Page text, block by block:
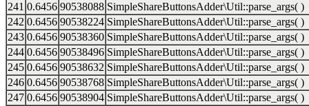
241 0.6456 90538088 SimpleShareButtonsAdder\Util::parse_args( )
242 0.6456 90538224 SimpleShareButtonsAdder\Util::parse_args( )
243 0.6456 90538360 SimpleShareButtonsAdder\Util::parse_args( )
244 0.6456 90538496 SimpleShareButtonsAdder\Util::parse_args( )
245 0.6456 90538632 SimpleShareButtonsAdder\Util::parse_args( )
246 0.6456 90538768 SimpleShareButtonsAdder\Util::parse_args( )
247 0.6456 90538904 SimpleShareButtonsAdder\Util::parse_args( )